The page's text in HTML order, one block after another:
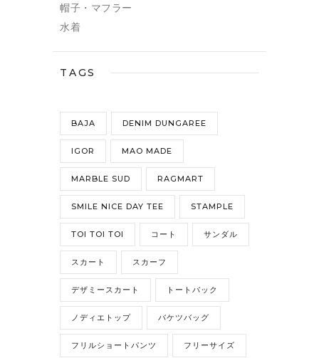
帽子・マフラー
水着
TAGS
BAJA DENIM DUNGAREE
IGOR MAO MADE
MARBLE SUD RAGMART
SMILE NICE DAY TEE STAMPLE
TOI TOI TOI コート サンダル
スカート スカーフ
デザミースカート トートバック
ノディエトップ バケツバッグ
フリルショートパンツ フリーサイズ